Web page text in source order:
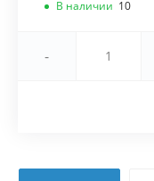
В наличии 10
-